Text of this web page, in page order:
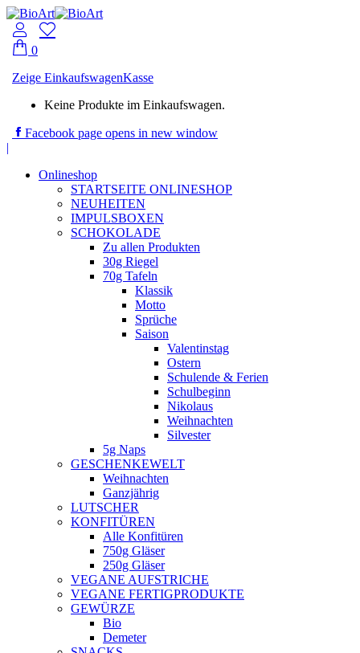
0
Zeige EinkaufswagenKasse
Keine Produkte im Einkaufswagen.
Facebook page opens in new window
|
Onlineshop
STARTSEITE ONLINESHOP
NEUHEITEN
IMPULSBOXEN
SCHOKOLADE
Zu allen Produkten
30g Riegel
70g Tafeln
Klassik
Motto
Sprüche
Saison
Valentinstag
Ostern
Schulende & Ferien
Schulbeginn
Nikolaus
Weihnachten
Silvester
5g Naps
GESCHENKEWELT
Weihnachten
Ganzjährig
LUTSCHER
KONFITÜREN
Alle Konfitüren
750g Gläser
250g Gläser
VEGANE AUFSTRICHE
VEGANE FERTIGPRODUKTE
GEWÜRZE
Bio
Demeter